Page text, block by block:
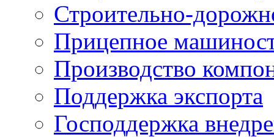
Строительно-
Прицепное
Производство
Поддержка экспорта
Господдержка